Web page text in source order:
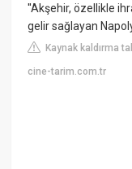
''Akşehir, özellikle
gelir sağlayan
Kaynak kaldırma
cine-tarim.com.tr